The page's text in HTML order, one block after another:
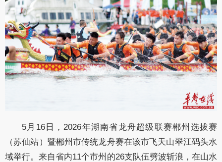
5月16日，2026年湖南省龙舟超级联赛郴州选拔赛
（苏仙站）暨郴州市传统龙舟赛在该市飞天山翠江码头水
域举行。来自省内11个市州的26支队伍劈波斩浪，在山水